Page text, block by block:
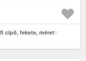
cipő, fekete, méret